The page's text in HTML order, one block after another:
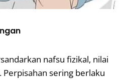
nafsu fizikal, nilai
sering berlaku